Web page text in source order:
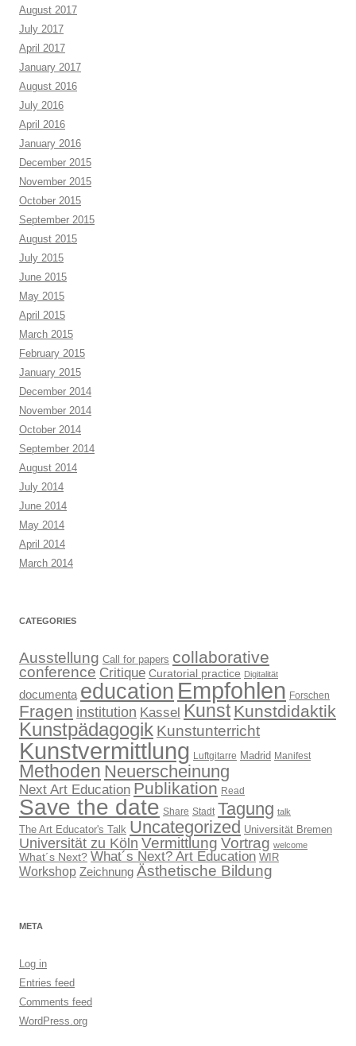
August 2017
July 2017
April 2017
January 2017
August 2016
July 2016
April 2016
January 2016
December 2015
November 2015
October 2015
September 2015
August 2015
July 2015
June 2015
May 2015
April 2015
March 2015
February 2015
January 2015
December 2014
November 2014
October 2014
September 2014
August 2014
July 2014
June 2014
May 2014
April 2014
March 2014
CATEGORIES
Ausstellung Call for papers collaborative
conference Critique Curatorial practice Digitalität
documenta education Empfohlen Forschen
Fragen institution Kassel Kunst Kunstdidaktik
Kunstpädagogik Kunstunterricht
Kunstvermittlung Luftgitarre Madrid Manifest
Methoden Neuerscheinung
Next Art Education Publikation Read
Save the date Share Stadt Tagung talk
The Art Educator's Talk Uncategorized Universität Bremen
Universität zu Köln Vermittlung Vortrag welcome
What´s Next? What´s Next? Art Education WIR
Workshop Zeichnung Ästhetische Bildung
META
Log in
Entries feed
Comments feed
WordPress.org